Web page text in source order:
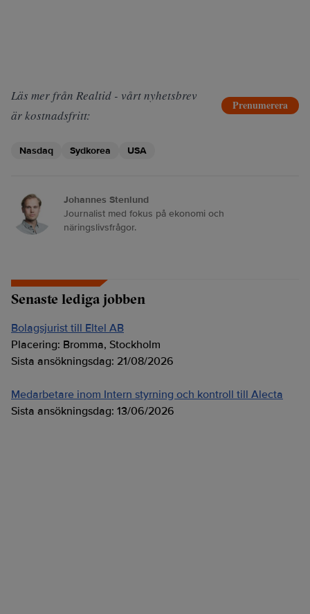
Läs mer från Realtid - vårt nyhetsbrev
är kostnadsfritt:
Prenumerera
Nasdaq Sydkorea USA
Johannes Stenlund
Journalist med fokus på ekonomi och
näringslivsfrågor.
Senaste lediga jobben
Bolagsjurist till Eltel AB
Placering: Bromma, Stockholm
Sista ansökningsdag: 21/08/2026
Medarbetare inom Intern styrning och kontroll till Alecta
Sista ansökningsdag: 13/06/2026